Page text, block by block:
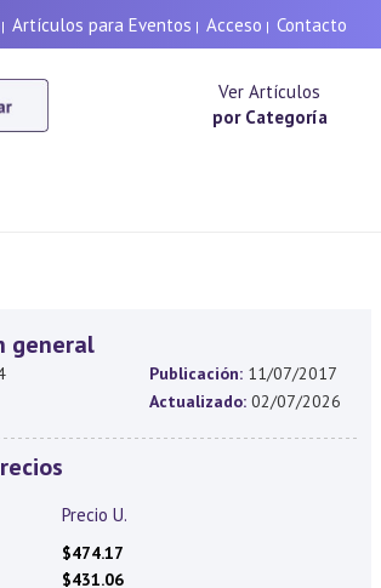
| Artículos para Eventos | Acceso | Contacto
Ver Artículos
por Categoría
general
Publicación: 11/07/2017
Actualizado: 02/07/2026
Precio U.
$474.17
$431.06